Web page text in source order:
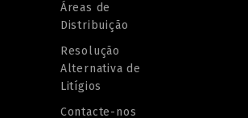
Áreas de
Distribuição
Resolução
Alternativa de
Litígios
Contacte-nos